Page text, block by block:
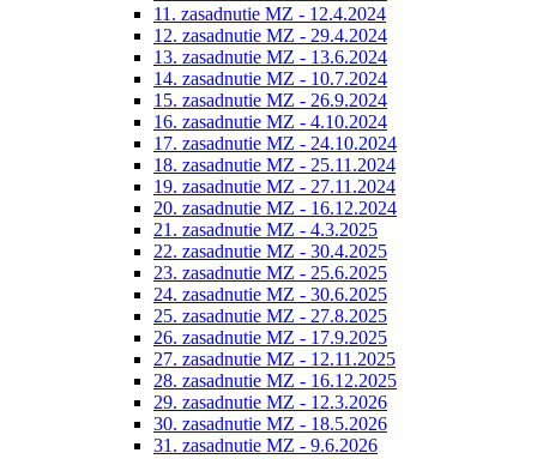
11. zasadnutie MZ - 12.4.2024
12. zasadnutie MZ - 29.4.2024
13. zasadnutie MZ - 13.6.2024
14. zasadnutie MZ - 10.7.2024
15. zasadnutie MZ - 26.9.2024
16. zasadnutie MZ - 4.10.2024
17. zasadnutie MZ - 24.10.2024
18. zasadnutie MZ - 25.11.2024
19. zasadnutie MZ - 27.11.2024
20. zasadnutie MZ - 16.12.2024
21. zasadnutie MZ - 4.3.2025
22. zasadnutie MZ - 30.4.2025
23. zasadnutie MZ - 25.6.2025
24. zasadnutie MZ - 30.6.2025
25. zasadnutie MZ - 27.8.2025
26. zasadnutie MZ - 17.9.2025
27. zasadnutie MZ - 12.11.2025
28. zasadnutie MZ - 16.12.2025
29. zasadnutie MZ - 12.3.2026
30. zasadnutie MZ - 18.5.2026
31. zasadnutie MZ - 9.6.2026